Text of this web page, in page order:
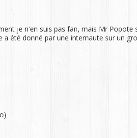
je n'en suis pas fan, mais Mr
été donné par une internaute sur un